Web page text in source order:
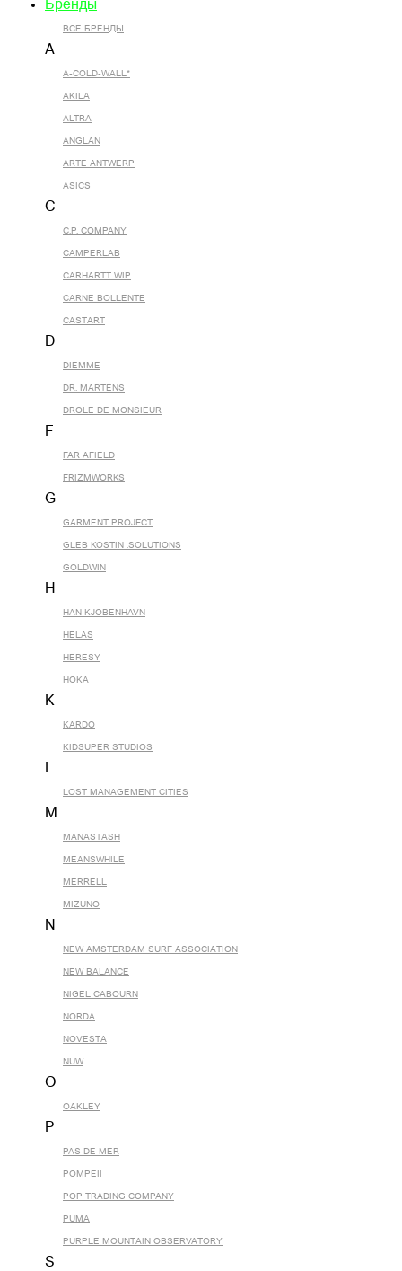
Бренды
ВСЕ БРЕНДЫ
A
A-COLD-WALL*
AKILA
ALTRA
ANGLAN
ARTE ANTWERP
ASICS
C
C.P. COMPANY
CAMPERLAB
CARHARTT WIP
CARNE BOLLENTE
CASTART
D
DIEMME
DR. MARTENS
DROLE DE MONSIEUR
F
FAR AFIELD
FRIZMWORKS
G
GARMENT PROJECT
GLEB KOSTIN .SOLUTIONS
GOLDWIN
H
HAN KJOBENHAVN
HELAS
HERESY
HOKA
K
KARDO
KIDSUPER STUDIOS
L
LOST MANAGEMENT CITIES
M
MANASTASH
MEANSWHILE
MERRELL
MIZUNO
N
NEW AMSTERDAM SURF ASSOCIATION
NEW BALANCE
NIGEL CABOURN
NORDA
NOVESTA
NUW
O
OAKLEY
P
PAS DE MER
POMPEII
POP TRADING COMPANY
PUMA
PURPLE MOUNTAIN OBSERVATORY
S